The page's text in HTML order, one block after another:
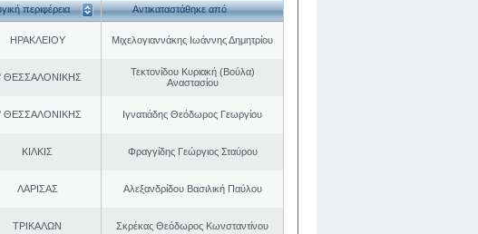
περιφέρεια Αντικαταστάθηκε από
ΗΡΑΚΛΕΙΟΥ Μιχελογιαννάκης Ιωάννης Δημητρίου
ΘΕΣΣΑΛΟΝΙΚΗΣ
Τεκτονίδου Κυριακή (Βούλα)
Αναστασίου
ΘΕΣΣΑΛΟΝΙΚΗΣ Ιγνατιάδης Θεόδωρος Γεωργίου
ΚΙΛΚΙΣ Φραγγίδης Γεώργιος Σταύρου
ΛΑΡΙΣΑΣ Αλεξανδρίδου Βασιλική Παύλου
ΤΡΙΚΑΛΩΝ Σκρέκας Θεόδωρος Κωνσταντίνου